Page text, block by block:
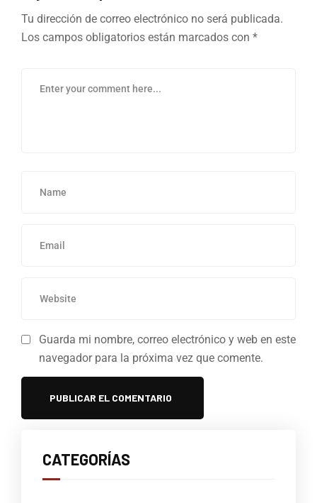
Tu dirección de correo electrónico no será publicada.
Los campos obligatorios están marcados con *
Guarda mi nombre, correo electrónico y web en este
navegador para la próxima vez que comente.
CATEGORÍAS